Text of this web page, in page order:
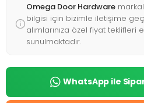
Omega Door Hardware
bilgisi için bizimle iletişime
alımlarınıza özel fiyat teklifleri
sunulmaktadır.
WhatsApp ile